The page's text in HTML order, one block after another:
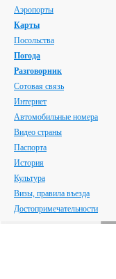
Аэропорты
Карты
Посольства
Погода
Разговорник
Сотовая связь
Интернет
Автомобильные номера
Видео страны
Паспорта
История
Культура
Визы, правила въезда
Достопримечательности